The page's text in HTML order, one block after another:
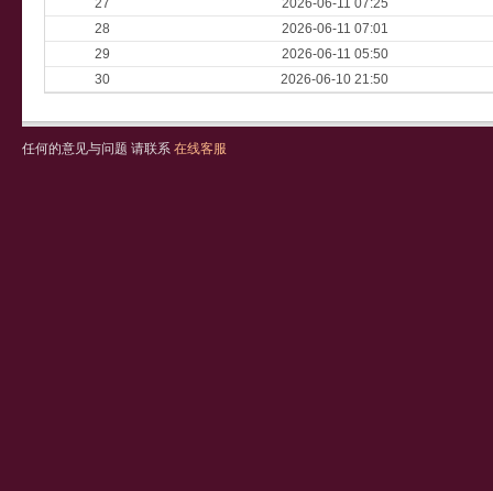
27
2026-06-11 07:25
28
2026-06-11 07:01
29
2026-06-11 05:50
30
2026-06-10 21:50
任何的意见与问题 请联系 在线客服